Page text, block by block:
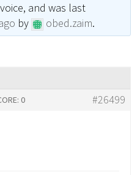
and was last
by obed.zaim.
#26499
0